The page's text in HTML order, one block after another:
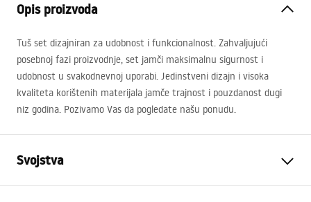
Opis proizvoda
Tuš set dizajniran za udobnost i funkcionalnost. Zahvaljujući
posebnoj fazi proizvodnje, set jamči maksimalnu sigurnost i
udobnost u svakodnevnoj uporabi. Jedinstveni dizajn i visoka
kvaliteta korištenih materijala jamče trajnost i pouzdanost dugi
niz godina. Pozivamo Vas da pogledate našu ponudu.
Svojstva